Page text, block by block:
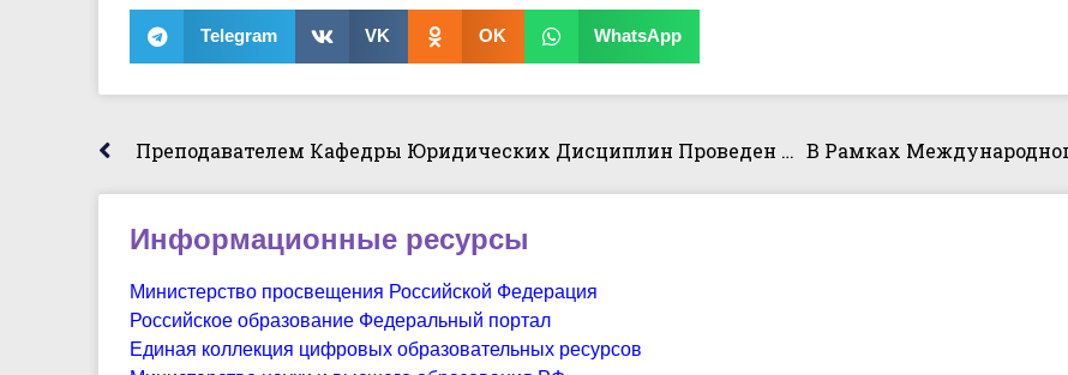
Telegram VK OK WhatsApp
Преподавателем Кафедры Юридических Дисциплин Проведен Открытый Урок По Дисциплине «Правоохранительные И Судебные Органы» С Приглашением Практического Работника
Информационные ресурсы
Министерство просвещения Российской Федерация
Российское образование Федеральный портал
Единая коллекция цифровых образовательных ресурсов